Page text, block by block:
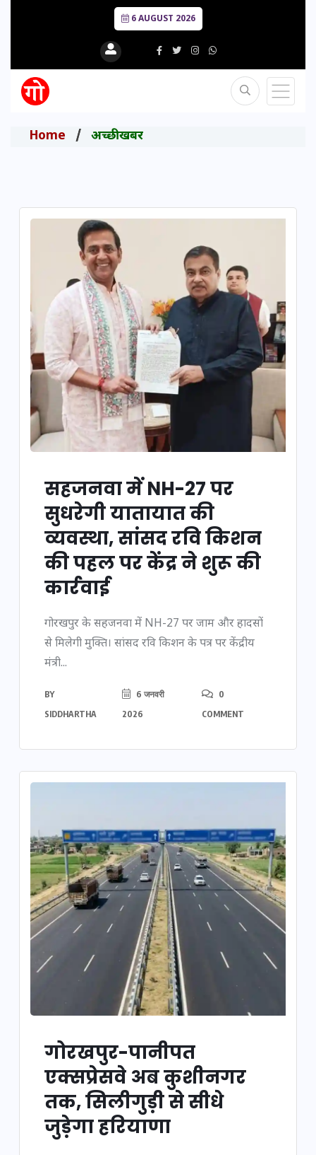
6 AUGUST 2026
Home अच्छी खबर
सहजनवा में NH-27 पर
सुधरेगी यातायात की
व्यवस्था, सांसद रवि किशन
की पहल पर केंद्र ने शुरू की
कार्रवाई
गोरखपुर के सहजनवा में NH-27 पर जाम और हादसों
से मिलेगी मुक्ति। सांसद रवि किशन के पत्र पर केंद्रीय
मंत्री...
BY
SIDDHARTHA
6 जनवरी
2026
0
COMMENT
गोरखपुर-पानीपत
एक्सप्रेसवे अब कुशीनगर
तक, सिलीगुड़ी से सीधे
जुड़ेगा हरियाणा